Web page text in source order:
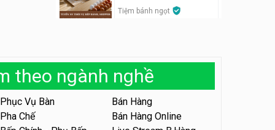
SNACK BAR NHẬT
Nhà hàng Phố Men Chill
Tuyển nhân viên đóng gói
parttime
Shop online
Tiệm bánh ngọt
Công ty MITA
Tuyển nhân viên đóng gói
partime, fulltime
Shop online
theo ngành nghề
Phục Vụ Bàn
Bán Hàng
Pha Chế
Bán Hàng Online